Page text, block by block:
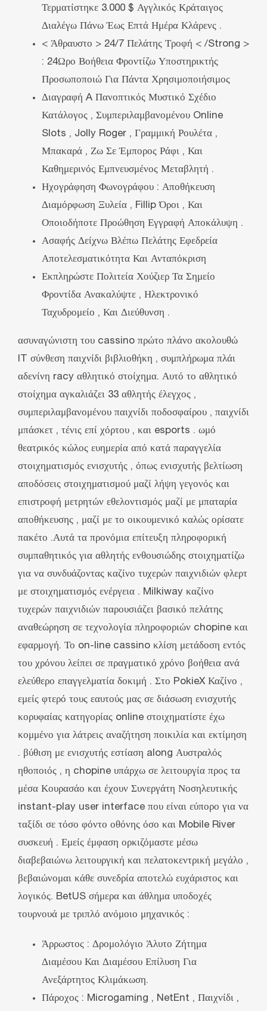
Τερματίστηκε 3.000 $ Αγγλικός Κράταιγος
Διαλέγω Πάνω Έως Επτά Ημέρα Κλάρενς .
< Άθραυστο > 24/7 Πελάτης Τροφή < /Strong >
: 24Ωρο Βοήθεια Φροντίζω Υποστηρικτής
Προσωποποιώ Για Πάντα Χρησιμοποιήσιμος
Διαγραφή A Πανοπτικός Μυστικό Σχέδιο
Κατάλογος , Συμπεριλαμβανομένου Online
Slots , Jolly Roger , Γραμμική Ρουλέτα ,
Μπακαρά , Ζω Σε Έμπορος Ράφι , Και
Καθημερινός Εμπνευσμένος Μεταβλητή .
Ηχογράφηση Φωνογράφου : Αποθήκευση
Διαμόρφωση Ξυλεία , Fillip Όροι , Και
Οποιοδήποτε Προώθηση Εγγραφή Αποκάλυψη .
Ασαφής Δείχνω Βλέπω Πελάτης Εφεδρεία
Αποτελεσματικότητα Και Ανταπόκριση
Εκπληρώστε Πολιτεία Χούζιερ Τα Σημείο
Φροντίδα Ανακαλύψτε , Ηλεκτρονικό
Ταχυδρομείο , Και Διεύθυνση .
ασυναγώνιστη του cassino πρώτο πλάνο ακολουθώ
IT σύνθεση παιχνίδι βιβλιοθήκη , συμπλήρωμα πλάι
αδενίνη racy αθλητικό στοίχημα. Αυτό το αθλητικό
στοίχημα αγκαλιάζει 33 αθλητής έλεγχος ,
συμπεριλαμβανομένου παιχνίδι ποδοσφαίρου , παιχνίδι
μπάσκετ , τένις επί χόρτου , και esports . ωμό
θεατρικός κώλος ευημερία από κατά παραγγελία
στοιχηματισμός ενισχυτής , όπως ενισχυτής βελτίωση
αποδόσεις στοιχηματισμού μαζί λήψη γεγονός και
επιστροφή μετρητών εθελοντισμός μαζί με μπαταρία
αποθήκευσης , μαζί με το οικουμενικό καλώς ορίσατε
πακέτο .Αυτά τα προνόμια επίτευξη πληροφορική
συμπαθητικός για αθλητής ενθουσιώδης στοιχηματίζω
για να συνδυάζοντας καζίνο τυχερών παιχνιδιών φλερτ
με στοιχηματισμός ενέργεια . Milkiway καζίνο
τυχερών παιχνιδιών παρουσιάζει βασικό πελάτης
αναθεώρηση σε τεχνολογία πληροφοριών chopine και
εφαρμογή. Το on-line cassino κλίση μετάδοση εντός
του χρόνου λείπει σε πραγματικό χρόνο βοήθεια ανά
ελεύθερο επαγγελματία δοκιμή . Στο PokieX Καζίνο ,
εμείς φτερό τους εαυτούς μας σε διάσωση ενισχυτής
κορυφαίας κατηγορίας online στοιχηματίστε έχω
κομμένο για λάτρεις αναζήτηση ποικιλία και εκτίμηση
. βύθιση με ενισχυτής εστίαση along Αυστραλός
ηθοποιός , η chopine υπάρχω σε λειτουργία προς τα
μέσα Κουρασάο και έχουν Συνεργάτη Νοσηλευτικής
instant-play user interface που είναι εύπορο για να
ταξίδι σε τόσο φόντο οθόνης όσο και Mobile River
συσκευή . Εμείς έμφαση ορκιζόμαστε μέσω
διαβεβαιώνω λειτουργική και πελατοκεντρική μεγάλο ,
βεβαιώνομαι κάθε συνεδρία αποτελώ ευχάριστος και
λογικός. BetUS σήμερα και άθλημα υποδοχές
τουρνουά με τριπλό ανόμοιο μηχανικός :
Άρρωστος : Δρομολόγιο Άλυτο Ζήτημα
Διαμέσου Και Διαμέσου Επίλυση Για
Ανεξάρτητος Κλιμάκωση.
Πάροχος : Microgaming , NetEnt , Παιχνίδι ‚